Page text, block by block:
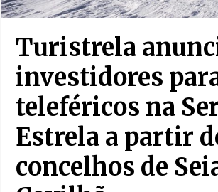
Turistrela
investidores
teleféricos na
Estrela a partir
concelhos de